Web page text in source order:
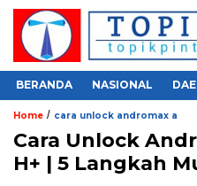
BERANDA NASIONAL
Home / cara unlock andromax a
Cara Unlock
H+ | 5 Langkah